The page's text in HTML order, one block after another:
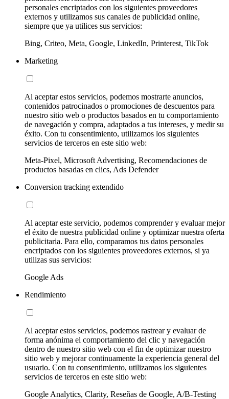
personales encriptados con los siguientes proveedores
externos y utilizamos sus canales de publicidad online,
siempre que ya utilices sus servicios:
Bing, Criteo, Meta, Google, LinkedIn, Printerest, TikTok
Marketing
Al aceptar estos servicios, podemos mostrarte anuncios,
contenidos patrocinados o promociones de descuentos para
nuestro sitio web o productos basados en tu comportamiento
de navegación y compra, adaptados a tus intereses, y medir su
éxito. Con tu consentimiento, utilizamos los siguientes
servicios de terceros en este sitio web:
Meta-Pixel, Microsoft Advertising, Recomendaciones de
productos basadas en clics, Ads Defender
Conversion tracking extendido
Al aceptar este servicio, podemos comprender y evaluar mejor
el éxito de nuestra publicidad online y optimizar nuestra oferta
publicitaria. Para ello, comparamos tus datos personales
encriptados con los siguientes proveedores externos, si ya
utilizas sus servicios:
Google Ads
Rendimiento
Al aceptar estos servicios, podemos rastrear y evaluar de
forma anónima el comportamiento del clic y navegación
dentro de nuestro sitio web con el fin de optimizar nuestro
sitio web y mejorar continuamente la experiencia general del
usuario. Con tu consentimiento, utilizamos los siguientes
servicios de terceros en este sitio web:
Google Analytics, Clarity, Reseñas de Google, A/B-Testing